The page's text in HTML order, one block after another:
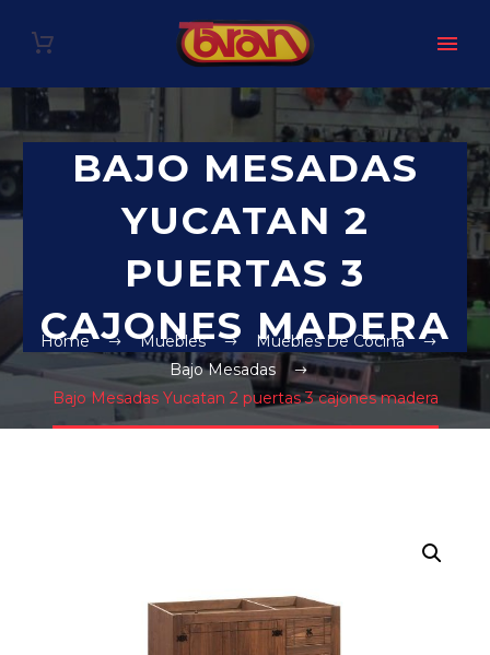
BAJO MESADAS
YUCATAN 2
PUERTAS 3
CAJONES MADERA
Home Muebles
Muebles De Cocina
Bajo Mesadas
Bajo Mesadas Yucatan 2 puertas 3 cajones madera